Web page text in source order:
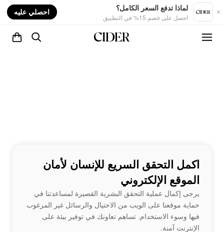
لماذا تدفع السعر الكامل؟
احصل على خصم 15% في التطبيق
احصلي عليه
اكمل التحقق السريع للإنسان لأمان
الموقع الإلكتروني
يرجى إكمال عملية التحقق البشرية القصيرة لمساعدتنا في
حماية موقعنا على الويب من الاحتيال والرسائل غير المرغوب
فيها وسوء الاستخدام. تساهم تعاونك في توفير بيئة على
الإنترنت آمنة.